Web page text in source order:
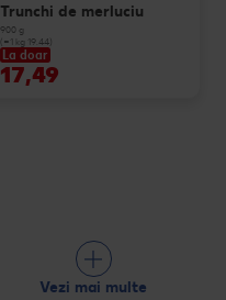
Trunchi de merluciu
900 g
(=1 kg 19.44)
La doar
17,49
Vezi mai multe